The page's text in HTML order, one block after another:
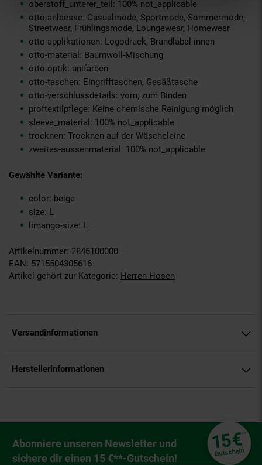
oberstoff_unterer_teil: 100% not_applicable
otto-anlaesse: Casualmode, Sportmode, Sommermode,
Streetwear, Frühlingsmode, Loungewear, Homewear
otto-applikationen: Logodruck, Brandlabel innen
otto-material: Baumwoll-Mischung
otto-optik: unifarben
otto-taschen: Eingrifftaschen, Gesäßtasche
otto-verschlussdetails: vorn, zum Binden
proftextilpflege: Keine chemische Reinigung möglich
sleeve_material: 100% not_applicable
trocknen: Trocknen auf der Wäscheleine
zweites-aussenmaterial: 100% not_applicable
Gewählte Variante:
color: beige
size: L
limango-size: L
Artikelnummer: 2846100000
EAN: 5715504305616
Artikel gehört zur Kategorie: Herren Hosen
Versandinformationen
Herstellerinformationen
Newsletter Anmeldung
Abonniere unseren Newsletter und
sichere dir einen 15 €**-Gutschein!
15€**
Gutschein